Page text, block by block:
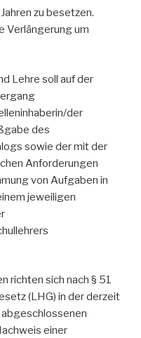
zu besetzen.
Verlängerung um
Lehre soll auf der
der
des
sowie der mit der
Anforderungen
von Aufgaben in
jeweiligen
richten sich nach § 51
(LHG) in der derzeit
einer